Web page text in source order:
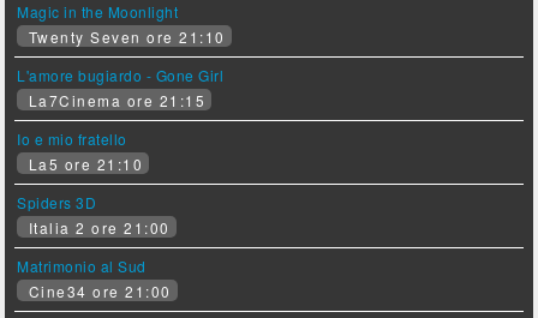
Magic in the Moonlight
Twenty Seven ore 21:10
L'amore bugiardo - Gone Girl
La7Cinema ore 21:15
Io e mio fratello
La5 ore 21:10
Spiders 3D
Italia 2 ore 21:00
Matrimonio al Sud
Cine34 ore 21:00